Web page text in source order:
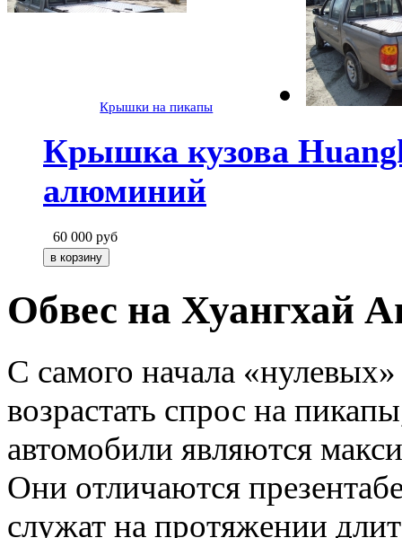
Крышки на пикапы
Крышка кузова
алюминий
60 000 руб
Обвес на Хуангхай
С самого начала
возрастать спрос на
автомобили являются
Они отличаются
служат на протяжении